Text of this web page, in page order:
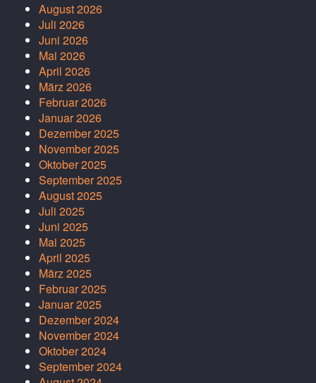
August 2026
Juli 2026
Juni 2026
Mai 2026
April 2026
März 2026
Februar 2026
Januar 2026
Dezember 2025
November 2025
Oktober 2025
September 2025
August 2025
Juli 2025
Juni 2025
Mai 2025
April 2025
März 2025
Februar 2025
Januar 2025
Dezember 2024
November 2024
Oktober 2024
September 2024